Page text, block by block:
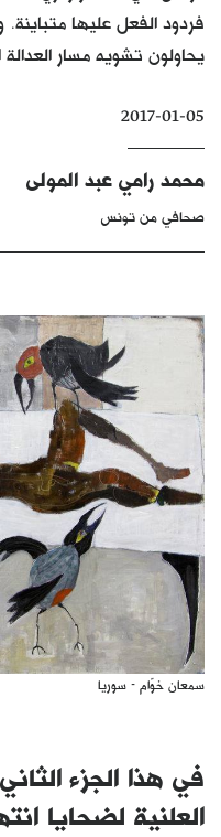
دفاتر
بالصورة
كتّابنا
الأرشيف
فردود الفعل عليها متباينة.
يحاولون تشويه مسار العدالة
2017-01-05
محمد رامي عبد المولى
صحافي من تونس
سمعان خوّام - سوريا
في هذا الجزء
العلنية لضحايا